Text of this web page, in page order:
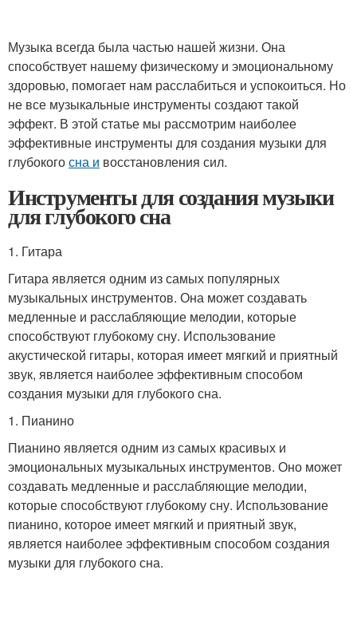
Музыка всегда была частью нашей жизни. Она
способствует нашему физическому и эмоциональному
здоровью, помогает нам расслабиться и успокоиться. Но
не все музыкальные инструменты создают такой
эффект. В этой статье мы рассмотрим наиболее
эффективные инструменты для создания музыки для
глубокогосна и восстановления сил.
Инструменты для создания музыки
для глубокого сна
1. Гитара
Гитара является одним из самых популярных
музыкальных инструментов. Она может создавать
медленные и расслабляющие мелодии, которые
способствуют глубокому сну. Использование
акустической гитары, которая имеет мягкий и приятный
звук, является наиболее эффективным способом
создания музыки для глубокого сна.
1. Пианино
Пианино является одним из самых красивых и
эмоциональных музыкальных инструментов. Оно может
создавать медленные и расслабляющие мелодии,
которые способствуют глубокому сну. Использование
пианино, которое имеет мягкий и приятный звук,
является наиболее эффективным способом создания
музыки для глубокого сна.